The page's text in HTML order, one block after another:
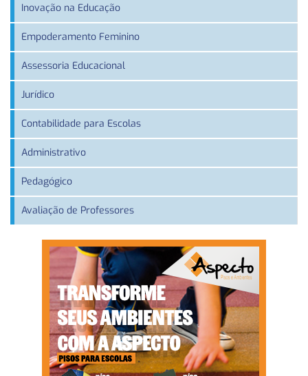
Inovação na Educação
Empoderamento Feminino
Assessoria Educacional
Jurídico
Contabilidade para Escolas
Administrativo
Pedagógico
Avaliação de Professores